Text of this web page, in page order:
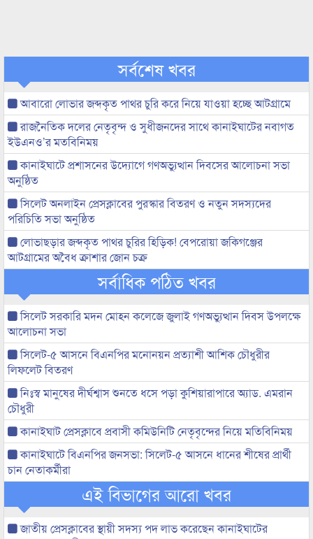
সর্বশেষ খবর
আবারো লোভার জব্দকৃত পাথর চুরি করে নিয়ে যাওয়া হচ্ছে আটগ্রামে
রাজনৈতিক দলের নেতৃবৃন্দ ও সুধীজনদের সাথে কানাইঘাটের নবাগত
ইউএনও’র মতবিনিময়
কানাইঘাটে প্রশাসনের উদ্যোগে গণঅভ্যুত্থান দিবসের আলোচনা সভা
অনুষ্ঠিত
সিলেট অনলাইন প্রেসক্লাবের পুরস্কার বিতরণ ও নতুন সদস্যদের
পরিচিতি সভা অনুষ্ঠিত
লোভাছড়ার জব্দকৃত পাথর চুরির হিড়িক! বেপরোয়া জকিগঞ্জের
আটগ্রামের অবৈধ ক্রাশার জোন চক্র
সর্বাধিক পঠিত খবর
সিলেট সরকারি মদন মোহন কলেজে জুলাই গণঅভ্যুত্থান দিবস উপলক্ষে
আলোচনা সভা
সিলেট-৫ আসনে বিএনপির মনোনয়ন প্রত্যাশী আশিক চৌধুরীর
লিফলেট বিতরণ
নিঃস্ব মানুষের দীর্ঘশ্বাস শুনতে ধসে পড়া কুশিয়ারাপারে অ্যাড. এমরান
চৌধুরী
কানাইঘাট প্রেসক্লাবে প্রবাসী কমিউনিটি নেতৃবৃন্দের নিয়ে মতিবিনিময়
কানাইঘাটে বিএনপির জনসভা: সিলেট-৫ আসনে ধানের শীষের প্রার্থী
চান নেতাকর্মীরা
এই বিভাগের আরো খবর
জাতীয় প্রেসক্লাবের স্থায়ী সদস্য পদ লাভ করেছেন কানাইঘাটের